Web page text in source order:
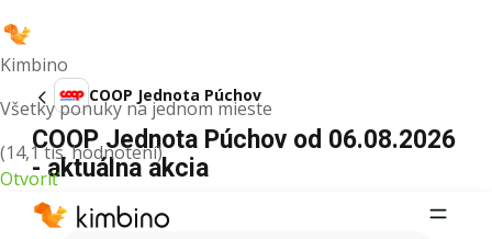
Kimbino
Všetky ponuky na jednom mieste
(14,1 tis. hodnotení)
Otvoriť
COOP Jednota Púchov
COOP Jednota Púchov od 06.08.2026
- aktuálna akcia